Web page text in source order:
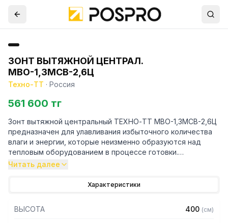
ЗОНТ ВЫТЯЖНОЙ ЦЕНТРАЛ.
МВО-1,3МСВ-2,6Ц
Техно-ТТ · Россия
561 600 тг
Зонт вытяжной центральный ТЕХНО-ТТ МВО-1,3МСВ-2,6Ц
предназначен для улавливания избыточного количества
влаги и энергии, которые неизменно образуются над
тепловым оборудованием в процессе готовки.
капли жира, которые в противном случае оседали бы на
защищает сотрудников горячего цеха.
Читать далее
Характеристики
ВЫСОТА 400 (см)